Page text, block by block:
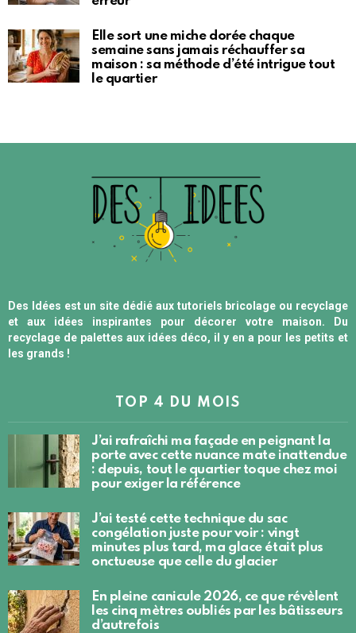
Elle sort une miche dorée chaque
semaine sans jamais réchauffer sa
maison : sa méthode d’été intrigue tout
le quartier
Des Idées est un site dédié aux tutoriels bricolage ou recyclage
et aux idées inspirantes pour décorer votre maison. Du
recyclage de palettes aux idées déco, il y en a pour les petits et
les grands !
TOP 4 DU MOIS
J’ai rafraîchi ma façade en peignant la
porte avec cette nuance mate inattendue
: depuis, tout le quartier toque chez moi
pour exiger la référence
J’ai testé cette technique du sac
congélation juste pour voir : vingt
minutes plus tard, ma glace était plus
onctueuse que celle du glacier
En pleine canicule 2026, ce que révèlent
les cinq mètres oubliés par les bâtisseurs
d’autrefois